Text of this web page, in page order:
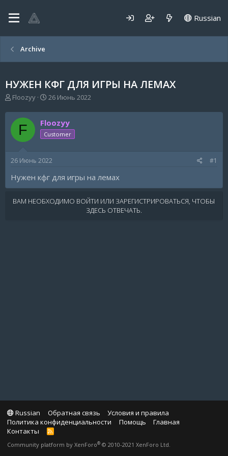
Russian
Archive
НУЖЕН КФГ ДЛЯ ИГРЫ НА ЛЕМАХ
А
т
о
р
м
Floozyy
Д
т
а
н
а
а
26 Июнь 2022
F Floozyy
Customer
26 Июнь 2022 #1
Нужен кфг для игры на лемах
ВАМ НЕОБХОДИМО ВОЙТИ ИЛИ ЗАРЕГИСТРИРОВАТЬСЯ, ЧТОБЫ
ЗДЕСЬ ОТВЕЧАТЬ.
Russian Обратная связь
Условия и правила
Политика конфиденциальности
Помощь
Главная
Контакты
R
S
Community platform by XenForo® © 2010-2021 XenForo Ltd.